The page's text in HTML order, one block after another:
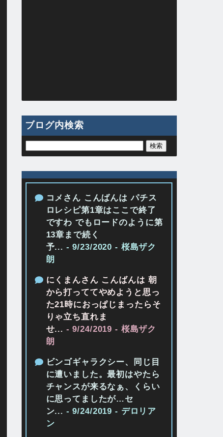
ブログ内検索
コメさん こんばんは パチス
ロレシピ第1章はここで終了
ですわ でもロードのように第
13章まで続く
予... - 9/23/2020 - 桜島ザク
朗
にくまんさん こんばんは 朝
から打っててやめようと思っ
た21時におっぱじまったらそ
りゃ立ち直れま
せ... - 9/24/2019 - 桜島ザク
朗
ビンゴギャラクシー、同じ目
に遭いました。最初はやたら
チャンスが来るなぁ、くらい
に思ってましたが…セ
ン... - 9/24/2019 - デロリア
ン